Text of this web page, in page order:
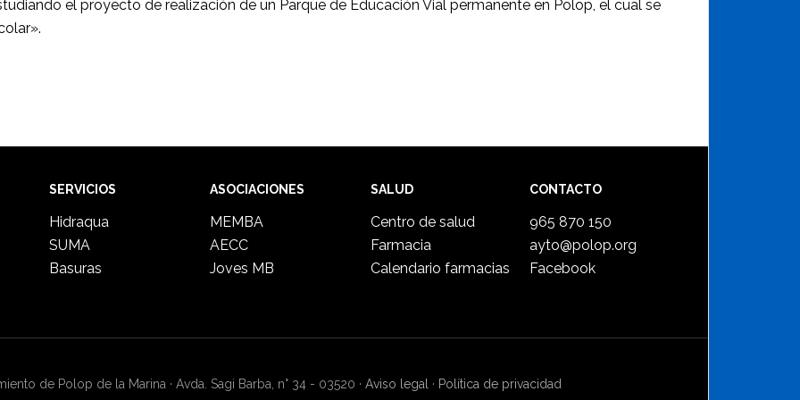
el proyecto de realización de un Parque de Educación Vial permanente en Polop, el cual se
SERVICIOS
Hidraqua
SUMA
Basuras
ASOCIACIONES
MEMBA
AECC
Joves MB
SALUD
Centro de salud
Farmacia
Calendario farmacias
CONTACTO
965 870 150
ayto@polop.org
Facebook
de Polop de la Marina · Avda. Sagi Barba, n° 34 - 03520 · Aviso legal · Política de privacidad